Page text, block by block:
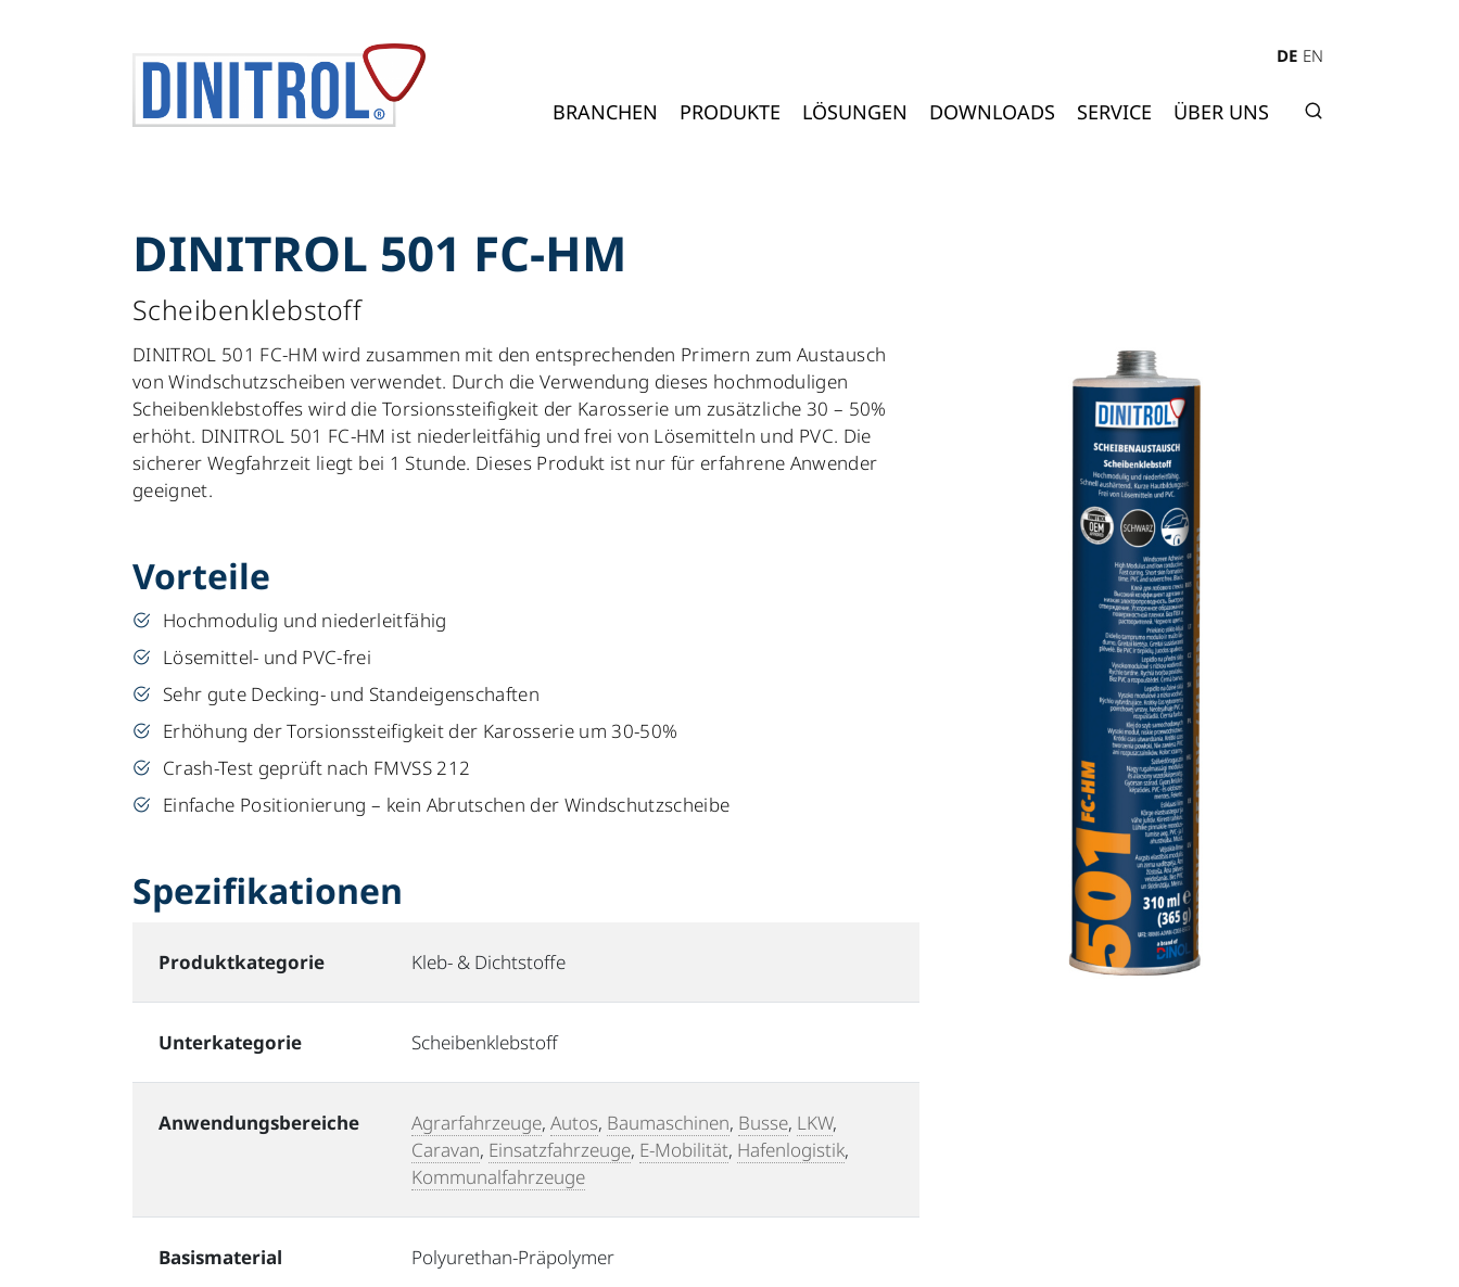
BRANCHEN PRODUKTE LÖSUNGEN DOWNLOADS SERVICE ÜBER UNS
DE EN
DINITROL 501 FC-HM
Scheibenklebstoff
DINITROL 501 FC-HM wird zusammen mit den entsprechenden Primern zum Austausch
von Windschutzscheiben verwendet. Durch die Verwendung dieses hochmoduligen
Scheibenklebstoffes wird die Torsionssteifigkeit der Karosserie um zusätzliche 30 – 50%
erhöht. DINITROL 501 FC-HM ist niederleitfähig und frei von Lösemitteln und PVC. Die
sicherer Wegfahrzeit liegt bei 1 Stunde. Dieses Produkt ist nur für erfahrene Anwender
geeignet.
Vorteile
Hochmodulig und niederleitfähig
Lösemittel- und PVC-frei
Sehr gute Decking- und Standeigenschaften
Erhöhung der Torsionssteifigkeit der Karosserie um 30-50%
Crash-Test geprüft nach FMVSS 212
Einfache Positionierung – kein Abrutschen der Windschutzscheibe
Spezifikationen
Produktkategorie Kleb- & Dichtstoffe
Unterkategorie Scheibenklebstoff
Anwendungsbereiche Agrarfahrzeuge, Autos, Baumaschinen, Busse, LKW,
Caravan, Einsatzfahrzeuge, E-Mobilität, Hafenlogistik,
Kommunalfahrzeuge
Basismaterial Polyurethan-Präpolymer